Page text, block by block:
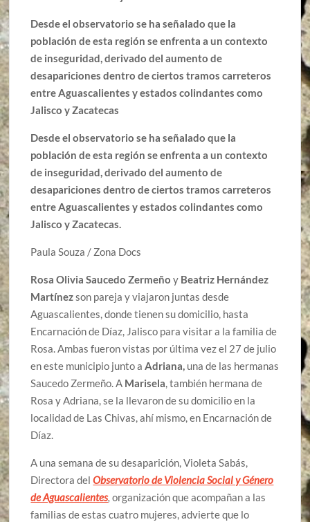
Desde el observatorio se ha señalado que la
población de esta región se enfrenta a un contexto
de inseguridad, derivado del aumento de
desapariciones dentro de ciertos tramos carreteros
entre Aguascalientes y estados colindantes como
Jalisco y Zacatecas
Desde el observatorio se ha señalado que la
población de esta región se enfrenta a un contexto
de inseguridad, derivado del aumento de
desapariciones dentro de ciertos tramos carreteros
entre Aguascalientes y estados colindantes como
Jalisco y Zacatecas.
Paula Souza / Zona Docs
Rosa Olivia Saucedo Zermeño y Beatriz Hernández
Martínezson pareja y viajaron juntas desde
Aguascalientes, donde tienen su domicilio, hasta
Encarnación de Díaz, Jalisco para visitar a la familia de
Rosa. Ambas fueron vistas por última vez el 27 de julio
en este municipio junto aAdriana, una de las hermanas
Saucedo Zermeño. A Marisela, también hermana de
Rosa y Adriana, se la llevaron de su domicilio en la
localidad de Las Chivas, ahí mismo, en Encarnación de
Díaz.
A una semana de su desaparición, Violeta Sabás,
Directora delObservatorio de Violencia Social y Género
de Aguascalientes,organización que acompañan a las
familias de estas cuatro mujeres, advierte que lo